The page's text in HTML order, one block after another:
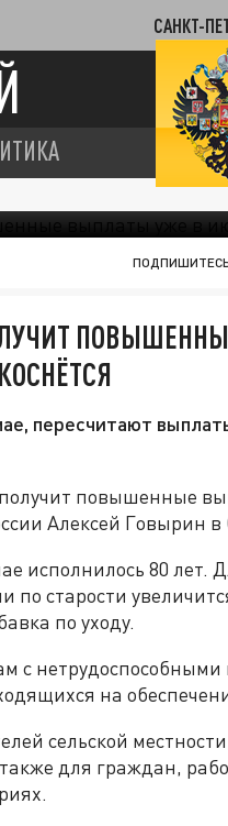
САНКТ-
пересчитают
повышенные
Алексей Говырин в
исполнилось 80 лет.
старости
по уходу.
с
на
сельской
для граждан,